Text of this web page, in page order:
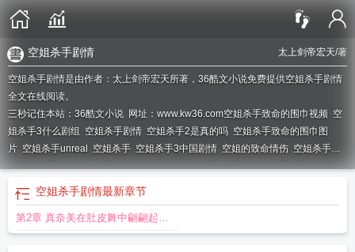
太上剑帝宏天/著
空姐杀手剧情
空姐杀手剧情是由作者：太上剑帝宏天所著，36酷文小说免费提供空姐杀手剧情
全文在线阅读。
三秒记住本站：36酷文小说 网址：www.kw36.com空姐杀手致命的围巾视频 空
姐杀手3什么剧组 空姐杀手剧情 空姐杀手2是真的吗 空姐杀手致命的围巾图
片 空姐杀手unreal 空姐杀手 空姐杀手3中国剧情 空姐的致命情伤 空姐杀手
空姐杀手致命的围巾是什么刺杀空姐空姐杀手情景剧空姐杀手3里的空姐是
不是死了
杀死空姐的凶手 空姐杀手致命的围巾太上剑帝宏天
情 空姐杀手在线观看
空姐杀手剧情最新章节
第2章 真奈美在肚皮舞中翩翩起舞